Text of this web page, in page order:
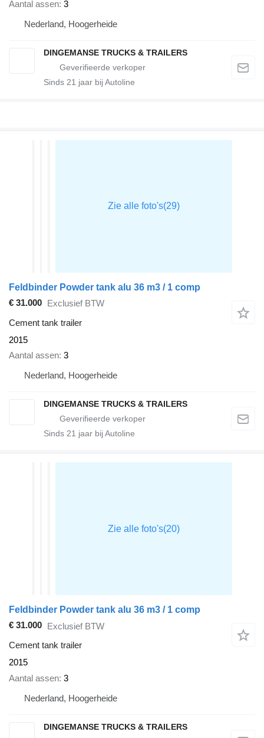
Aantal assen 3
Nederland, Hoogerheide
DINGEMANSE TRUCKS & TRAILERS
Sinds 21 jaar bij Autoline
Feldbinder Powder tank alu 36 m3 / 1 comp
€ 31.000 Exclusief BTW
Cement tank trailer
2015
Aantal assen 3
Nederland, Hoogerheide
DINGEMANSE TRUCKS & TRAILERS
Sinds 21 jaar bij Autoline
Feldbinder Powder tank alu 36 m3 / 1 comp
€ 31.000 Exclusief BTW
Cement tank trailer
2015
Aantal assen 3
Nederland, Hoogerheide
DINGEMANSE TRUCKS & TRAILERS